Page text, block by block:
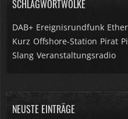
SCHLAGWORTWOLKE
DAB+ Ereignisrundfunk
Kurz Offshore-Station Pirat
Slang Veranstaltungsradio
NEUSTE EINTRÄGE